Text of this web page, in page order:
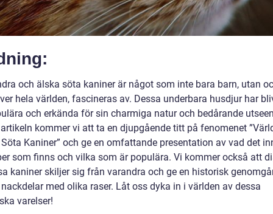
och älska söta kaniner är något som inte bara barn, utan
hela världen, fascineras av. Dessa underbara husdjur har
och erkända för sin charmiga natur och bedårande
kommer vi att ta en djupgående titt på fenomenet
Kaniner” och ge en omfattande presentation av vad det
som finns och vilka som är populära. Vi kommer också att
kaniner skiljer sig från varandra och ge en historisk
med olika raser. Låt oss dyka in i världen av dessa
varelser!